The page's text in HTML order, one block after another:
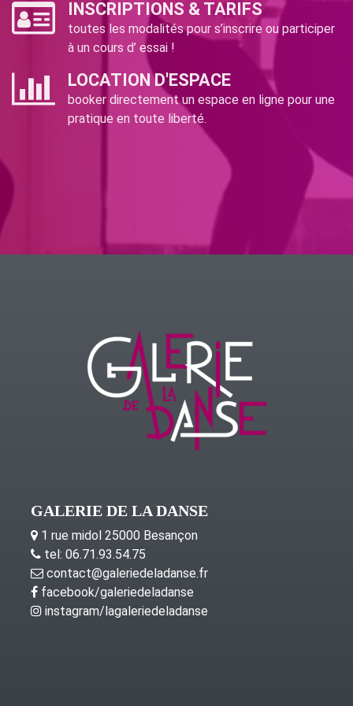
INSCRIPTIONS & TARIFS
toutes les modalités pour s’inscrire ou participer
à un cours d’ essai !
LOCATION D'ESPACE
booker directement un espace en ligne pour une
pratique en toute liberté.
GALERIE DE LA DANSE
1 rue midol 25000 Besançon
tel: 06.71.93.54.75
contact@galeriedeladanse.fr
facebook/galeriedeladanse
instagram/lagaleriedeladanse